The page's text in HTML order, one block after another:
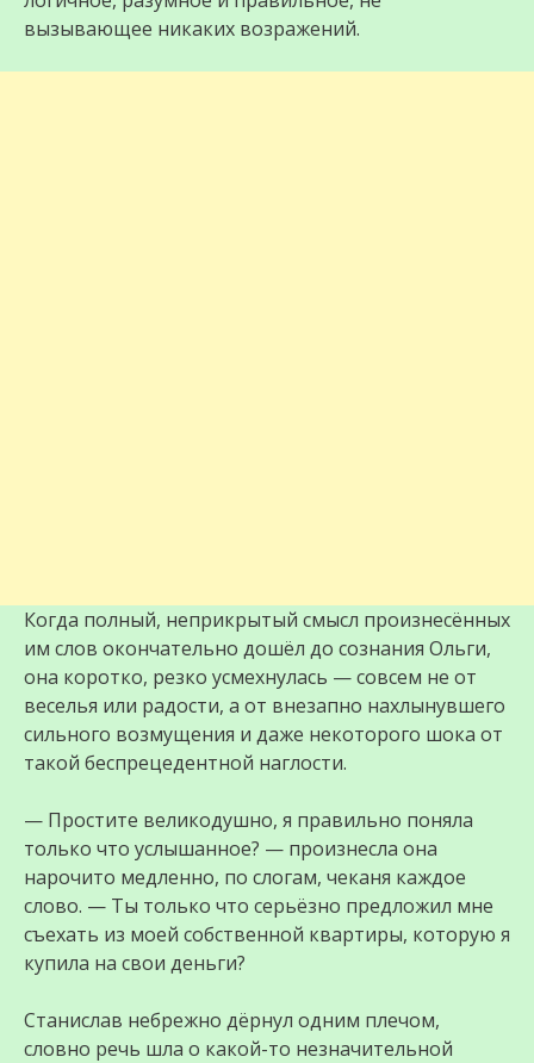
вызывающее никаких возражений.
Когда полный, неприкрытый смысл произнесённых
им слов окончательно дошёл до сознания Ольги,
она коротко, резко усмехнулась — совсем не от
веселья или радости, а от внезапно нахлынувшего
сильного возмущения и даже некоторого шока от
такой беспрецедентной наглости.
— Простите великодушно, я правильно поняла
только что услышанное? — произнесла она
нарочито медленно, по слогам, чеканя каждое
слово. — Ты только что серьёзно предложил мне
съехать из моей собственной квартиры, которую я
купила на свои деньги?
Станислав небрежно дёрнул одним плечом,
словно речь шла о какой-то незначительной